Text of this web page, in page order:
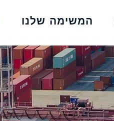
המשימה שלנו